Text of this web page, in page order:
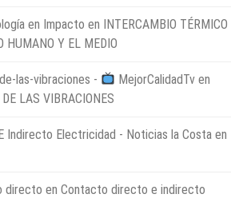
en Impacto en INTERCAMBIO TÉRMICO
HUMANO Y EL MEDIO
las-vibraciones - MejorCalidadTv en
LAS VIBRACIONES
Indirecto Electricidad - Noticias la Costa en
directo en Contacto directo e indirecto